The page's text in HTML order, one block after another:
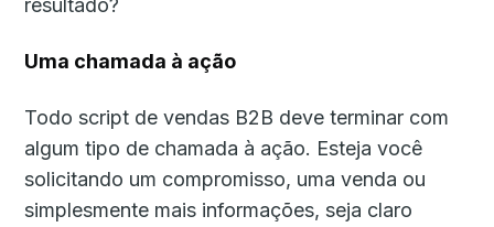
resultado?
Uma chamada à ação
Todo script de vendas B2B deve terminar com
algum tipo de chamada à ação. Esteja você
solicitando um compromisso, uma venda ou
simplesmente mais informações, seja claro